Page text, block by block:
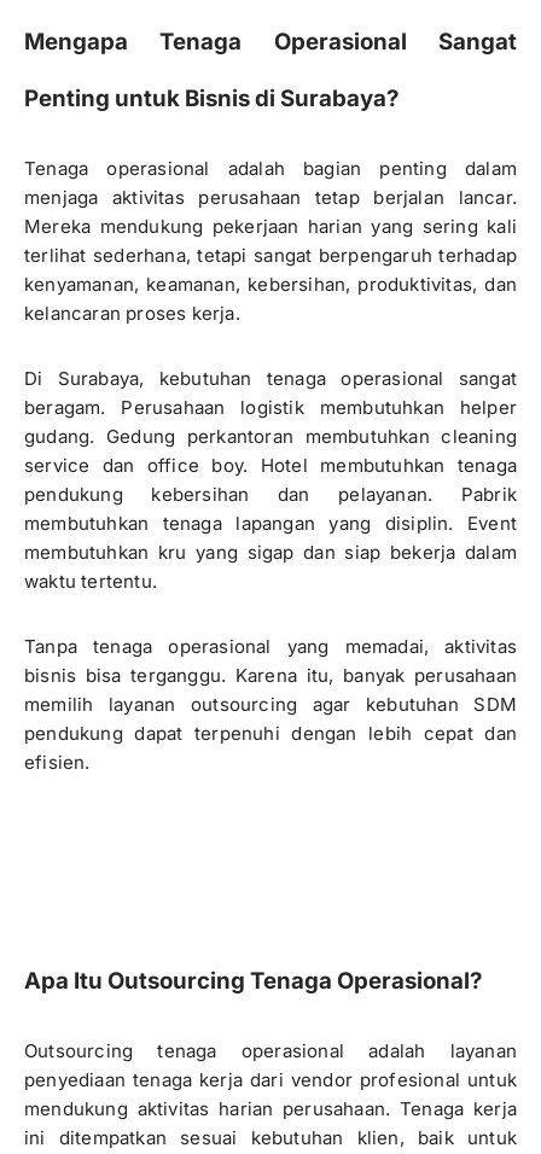
Mengapa Tenaga Operasional Sangat
Penting untuk Bisnis di Surabaya?
Tenaga operasional adalah bagian penting dalam
menjaga aktivitas perusahaan tetap berjalan lancar.
Mereka mendukung pekerjaan harian yang sering kali
terlihat sederhana, tetapi sangat berpengaruh terhadap
kenyamanan, keamanan, kebersihan, produktivitas, dan
kelancaran proses kerja.
Di Surabaya, kebutuhan tenaga operasional sangat
beragam. Perusahaan logistik membutuhkan helper
gudang. Gedung perkantoran membutuhkan cleaning
service dan office boy. Hotel membutuhkan tenaga
pendukung kebersihan dan pelayanan. Pabrik
membutuhkan tenaga lapangan yang disiplin. Event
membutuhkan kru yang sigap dan siap bekerja dalam
waktu tertentu.
Tanpa tenaga operasional yang memadai, aktivitas
bisnis bisa terganggu. Karena itu, banyak perusahaan
memilih layanan outsourcing agar kebutuhan SDM
pendukung dapat terpenuhi dengan lebih cepat dan
efisien.
Apa Itu Outsourcing Tenaga Operasional?
Outsourcing tenaga operasional adalah layanan
penyediaan tenaga kerja dari vendor profesional untuk
mendukung aktivitas harian perusahaan. Tenaga kerja
ini ditempatkan sesuai kebutuhan klien, baik untuk